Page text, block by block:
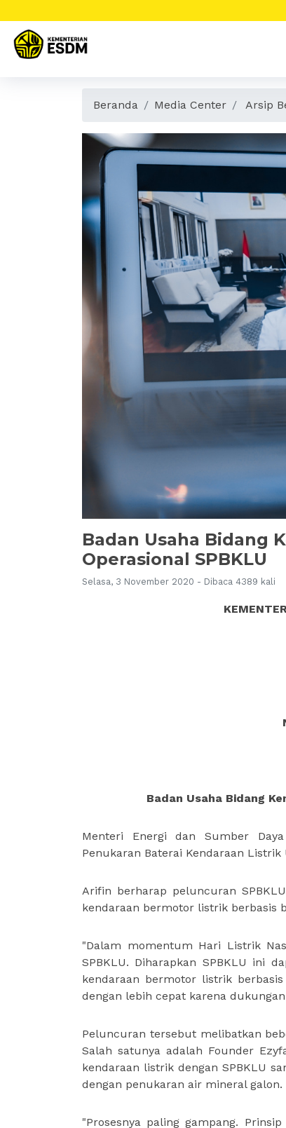
Beranda Media Center Arsip
Badan Usaha Bidang
Operasional SPBKLU
Selasa, 3 November 2020 - Dibaca 4389 kali
Badan Usaha Bidang
Menteri Energi dan Sumber
Penukaran Baterai Kendaraan Listrik
Arifin berharap peluncuran
kendaraan bermotor listrik berbasis
"Dalam momentum Hari Listrik
SPBKLU. Diharapkan SPBKLU ini
kendaraan bermotor listrik
dengan lebih cepat karena
Peluncuran tersebut melibatkan
Salah satunya adalah Founder
kendaraan listrik dengan SPBKLU
dengan penukaran air mineral galon.
"Prosesnya paling gampang.